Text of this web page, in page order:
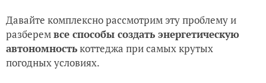
Давайте комплексно рассмотрим эту проблему и
разберемвсе способы создать энергетическую
автономностькоттеджа при самых крутых
погодных условиях.